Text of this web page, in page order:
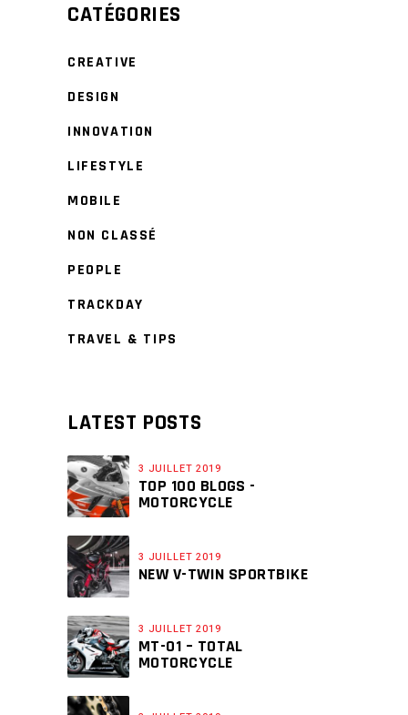
CATÉGORIES
CREATIVE
DESIGN
INNOVATION
LIFESTYLE
MOBILE
NON CLASSÉ
PEOPLE
TRACKDAY
TRAVEL & TIPS
LATEST POSTS
3 JUILLET 2019
TOP 100 BLOGS -
MOTORCYCLE
3 JUILLET 2019
NEW V-TWIN SPORTBIKE
3 JUILLET 2019
MT-01 – TOTAL
MOTORCYCLE